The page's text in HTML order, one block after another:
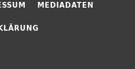
MEDIADATEN